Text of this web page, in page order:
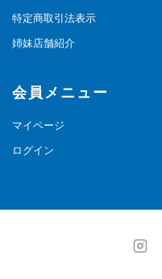
特定商取引法表示
姉妹店舗紹介
会員メニュー
マイページ
ログイン